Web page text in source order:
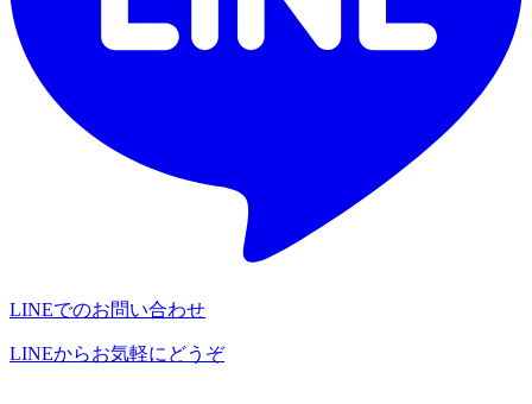
LINEでのお問い合わせ
LINEからお気軽にどうぞ